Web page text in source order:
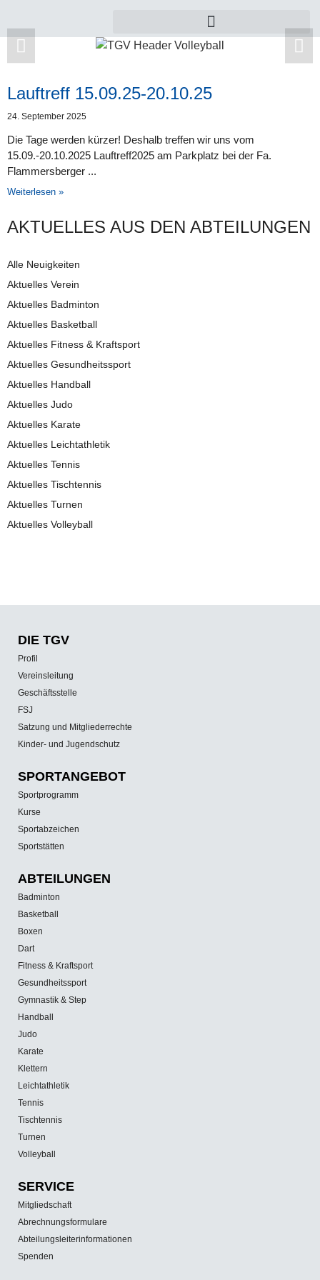
AKTUELLES AUS DEN AB­TEI­LUNG­EN
Alle Neuigkeiten
Aktuelles Verein
Aktuelles Badminton
Aktuelles Basketball
Aktuelles Fitness & Kraftsport
Aktuelles Gesundheitssport
Aktuelles Handball
Aktuelles Judo
Aktuelles Karate
Aktuelles Leichtathletik
Aktuelles Tennis
Aktuelles Tischtennis
Aktuelles Turnen
Aktuelles Volleyball
Lauftreff 15.09.25-20.10.25
24. September 2025
Die Tage werden kürzer! Deshalb treffen wir uns vom
15.09.-20.10.2025 Lauftreff2025 am Parkplatz bei der Fa.
Flammersberger
Weiterlesen »
DIE TGV
Profil
Vereinsleitung
Geschäftsstelle
FSJ
Satzung und Mitgliederrechte
Kinder- und Jugendschutz
SPORT­ANGEBOT
Sportprogramm
Kurse
Sportabzeichen
Sportstätten
ABTEILUNGEN
Badminton
Basketball
Boxen
Dart
Fitness & Kraftsport
Gesundheitssport
Gymnastik & Step
Handball
Judo
Karate
Klettern
Leichtathletik
Tennis
Tischtennis
Turnen
Volleyball
SERVICE
Mitgliedschaft
Abrechnungsformulare
Abteilungsleiterinformationen
Spenden